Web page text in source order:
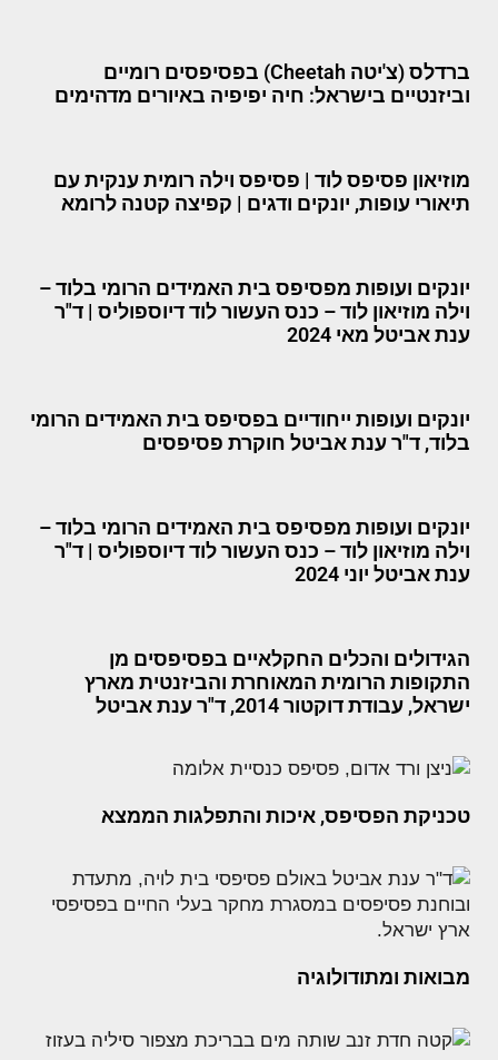
ברדלס (צ'יטה Cheetah) בפסיפסים רומיים
וביזנטיים בישראל: חיה יפיפיה באיורים מדהימים
מוזיאון פסיפס לוד | פסיפס וילה רומית ענקית עם
תיאורי עופות, יונקים ודגים | קפיצה קטנה לרומא
יונקים ועופות מפסיפס בית האמידים הרומי בלוד –
וילה מוזיאון לוד – כנס העשור לוד דיוספוליס | ד"ר
ענת אביטל מאי 2024
יונקים ועופות ייחודיים בפסיפס בית האמידים הרומי
בלוד, ד"ר ענת אביטל חוקרת פסיפסים
יונקים ועופות מפסיפס בית האמידים הרומי בלוד –
וילה מוזיאון לוד – כנס העשור לוד דיוספוליס | ד"ר
ענת אביטל יוני 2024
הגידולים והכלים החקלאיים בפסיפסים מן
התקופות הרומית המאוחרת והביזנטית מארץ
ישראל, עבודת דוקטור 2014, ד"ר ענת אביטל
טכניקת הפסיפס, איכות והתפלגות הממצא
מבואות ומתודולוגיה